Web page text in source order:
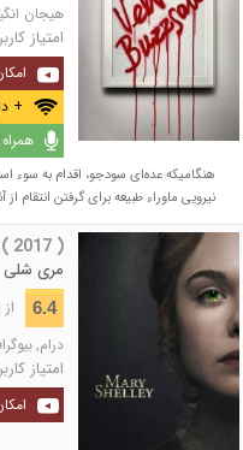
هیجان
امتیاز
+
هنگامیکه عده‌ای سودجو، اقدام به سوء
نیرویی ماوراء طبیعه برای گرفتن انتقام
( 2017 )
مری شلی
6.4 از 10
درام,
امتیاز